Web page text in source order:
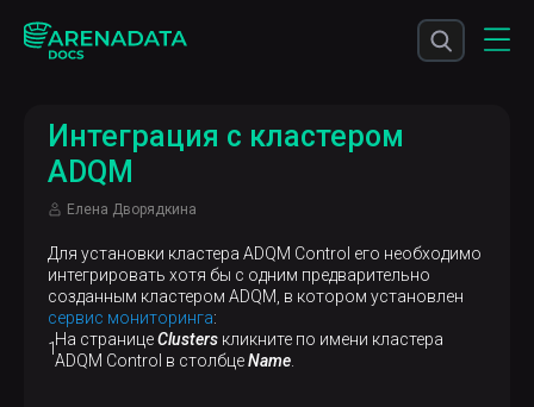
Интеграция с кластером
ADQM
Елена Дворядкина
Для установки кластера ADQM Control его необходимо
интегрировать хотя бы с одним предварительно
созданным кластером ADQM, в котором установлен
сервис мониторинга:
На страницеClusters кликните по имени кластера
ADQM Control в столбцеName